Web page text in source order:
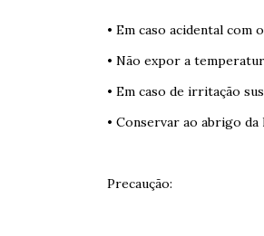
• Em caso acidental com
• Não expor a
• Em caso de irritação
• Conservar ao abrigo da
Precaução: